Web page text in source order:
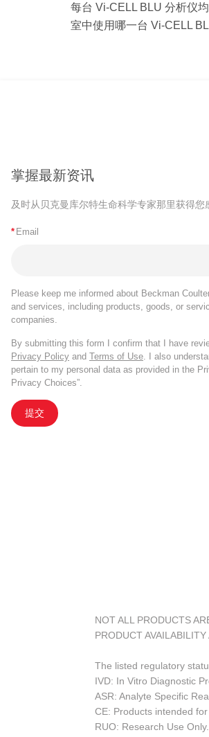
每台 Vi-CELL BLU 分析仪
室中使用哪一台 Vi-CELL
掌握最新资讯
及时从贝克曼库尔特生命科学专家那里获得您
* Email
Please keep me informed about Beckman
and services, including products, goods, or
companies.
By submitting this form I confirm that I have
Privacy Policy and Terms of Use . I also
pertain to my personal data as provided in the
Privacy Choices”.
提交
NOT ALL PRODUCTS
PRODUCT
The listed regulatory
IVD: In Vitro Diagnostic
ASR: Analyte Specific
CE: Products intended
RUO: Research Use